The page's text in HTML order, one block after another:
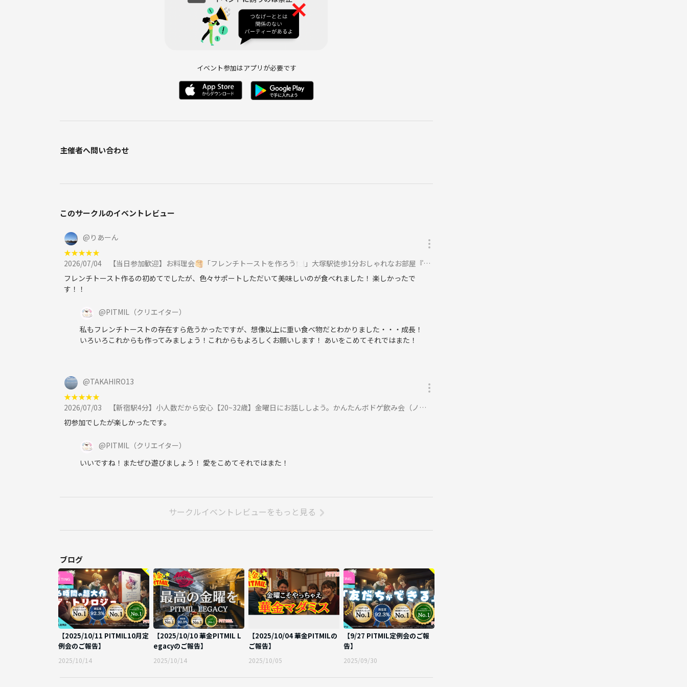
・「ちょっとみんなで買い出しに行かない？」ってみんなでスーパーに買い出しに行く風景
💬フレンチトーストのほかに副菜もつくりませんか？💬
できることは山ほどあります。
💬ネームプレートあります💬
PITMILでは「名前で呼ぶ」を大切にしています
初参加の方もご安心ください
💬MBTIトークしませんか？💬
初対面の人との話のきっかけに
MBTI性格診断の結果をお話ししましょう！
-----------------------------------------
・お料理苦手でも大丈夫ですか？
→もちろんです！
協力して作りましょう！
・女性の一人参加でも大丈夫ですか？
→もちろんです！
今回のお料理会はPITMILの
女性メンバーが企画してくれましたので
・PITMILってなに？
→純粋な友だち同士のサークルです
BBQをしたりボドゲをしたりカラオケをしたり
趣味の枠に囚われない、
友だちと会える場所です。
-----------------------------------------
【重要・禁止事項】
イベント参加はアプリが必要です
主催者へ問い合わせ
このサークルのイベントレビュー
@ りあーん
★★★★★
2026/07/04
【当日参加歓迎】お料理会🥞「フレンチトーストを作ろう🍽️」大塚駅徒歩1分おしゃれなお部屋『初参加大歓迎』に参加
フレンチトースト作るの初めてでしたが、色々サポートしただいて美味しいのが食べれました！ 楽しかったで
す！！
@PITMIL
（クリエイター）
私もフレンチトーストの存在すら危うかったですが、想像以上に重い食べ物だとわかりました・・・成長！
いろいろこれからも作ってみましょう！これからもよろしくお願いします！ あいをこめてそれではまた！
@TAKAHIRO13
★★★★★
2026/07/03
【新宿駅4分】小人数だから安心【20~32歳】金曜日にお話ししよう。かんたんボドゲ飲み会（ノンアルOK）に参加
初参加でしたが楽しかったです。
@PITMIL
（クリエイター）
いいですね！またぜひ遊びましょう！ 愛をこめてそれではまた！
サークルイベントレビューをもっと見る
ブログ
【2025/10/11 PITMIL10月定
例会のご報告】
2025/10/14
【2025/10/10 華金PITMIL L
egacyのご報告】
2025/10/14
【2025/10/04 華金PITMILの
ご報告】
2025/10/05
【9/27 PITMIL定例会のご報
告】
2025/09/30